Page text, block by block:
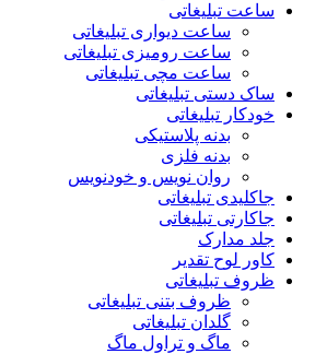
ساعت تبلیغاتی
ساعت دیواری تبلیغاتی
ساعت رومیزی تبلیغاتی
ساعت مچی تبلیغاتی
ساک دستی تبلیغاتی
خودکار تبلیغاتی
بدنه پلاستیکی
بدنه فلزی
روان نویس و خودنویس
جاکلیدی تبلیغاتی
جاکارتی تبلیغاتی
جلد مدارک
کاور لوح تقدیر
ظروف تبلیغاتی
ظروف بتنی تبلیغاتی
گلدان تبلیغاتی
ماگ و تراول ماگ